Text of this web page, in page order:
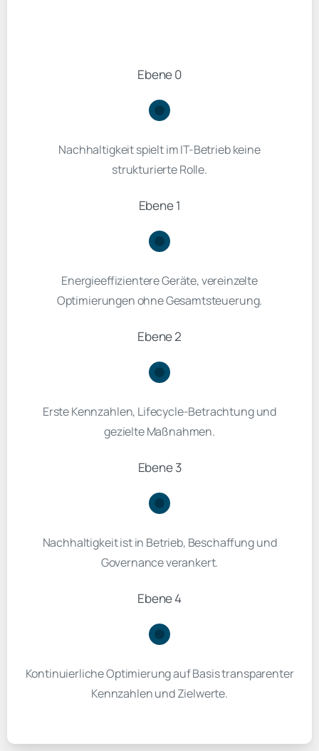
Ebene 0
Nachhaltigkeit spielt im IT-Betrieb keine
strukturierte Rolle.
Ebene 1
Energieeffizientere Geräte, vereinzelte
Optimierungen ohne Gesamtsteuerung.
Ebene 2
Erste Kennzahlen, Lifecycle-Betrachtung und
gezielte Maßnahmen.
Ebene 3
Nachhaltigkeit ist in Betrieb, Beschaffung und
Governance verankert.
Ebene 4
Kontinuierliche Optimierung auf Basis transparenter
Kennzahlen und Zielwerte.